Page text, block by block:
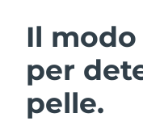
Il
per
pelle.
Detersione viso
Austria
Bahrein
Belgio